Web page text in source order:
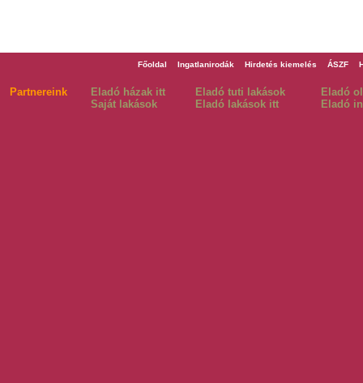
Főoldal Ingatlanirodák Hirdetés kiemelés ÁSZF
Partnereink Eladó házak itt Eladó tuti lakások
Eladó
Saját lakások
Eladó lakások itt Eladó